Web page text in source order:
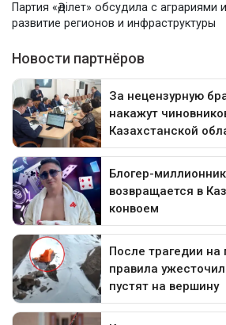
Партия «Әділет» обсудила с аграриями
развитие регионов и инфраструктуры